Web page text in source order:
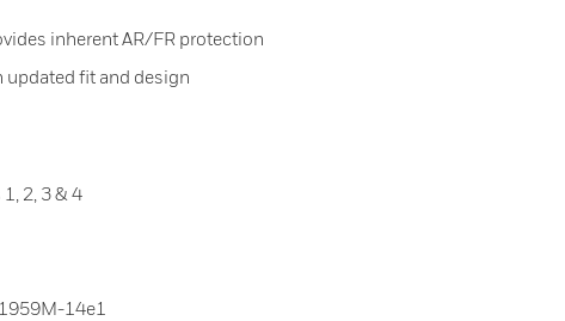
inherent AR/FR protection
fit and design
2, 3 & 4
14e1